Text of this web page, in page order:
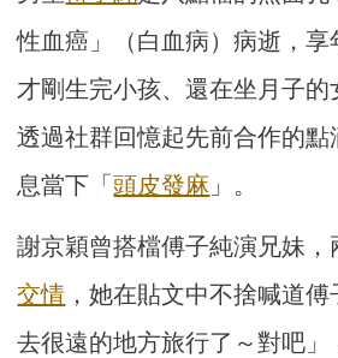
性血癌」（白血病）病逝，享
才剛生完小孩、還在坐月子的
透過社群回憶起先前合作的點
息當下「頭皮發麻 」。
謝京穎曾搭檔傅子純演兄妹
交情 ，她在貼文中不捨喊道
去很遠的地方旅行了～對吧」